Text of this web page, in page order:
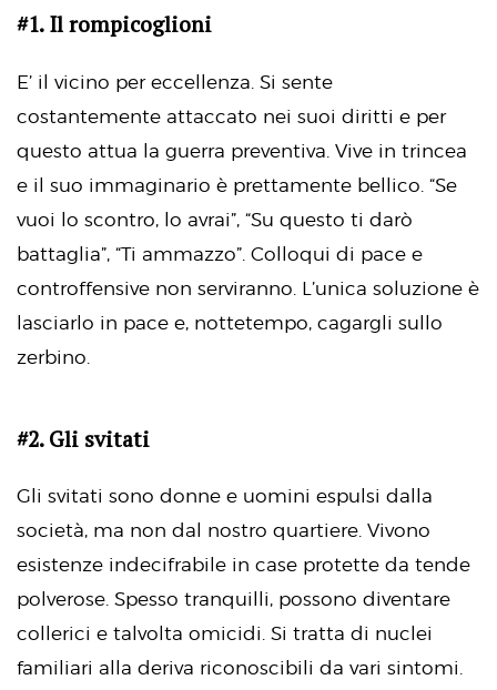
#1. Il rompicoglioni
E’ il vicino per eccellenza. Si sente
costantemente attaccato nei suoi diritti e per
questo attua la guerra preventiva. Vive in trincea
e il suo immaginario è prettamente bellico. “Se
vuoi lo scontro, lo avrai”, “Su questo ti darò
battaglia”, “Ti ammazzo”. Colloqui di pace e
controffensive non serviranno. L’unica soluzione è
lasciarlo in pace e, nottetempo, cagargli sullo
zerbino.
#2. Gli svitati
Gli svitati sono donne e uomini espulsi dalla
società, ma non dal nostro quartiere. Vivono
esistenze indecifrabile in case protette da tende
polverose. Spesso tranquilli, possono diventare
collerici e talvolta omicidi. Si tratta di nuclei
familiari alla deriva riconoscibili da vari sintomi.